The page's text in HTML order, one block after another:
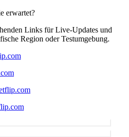
erwartet?
Links für Live-Updates und
Region oder Testumgebung.